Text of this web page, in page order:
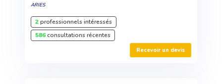
ARIES
2professionnels intéressés
586consultations récentes
Recevoir un devis